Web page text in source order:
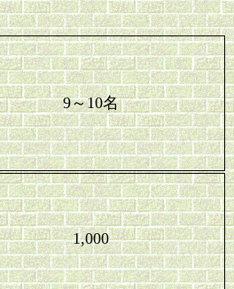
9～10名
1,000